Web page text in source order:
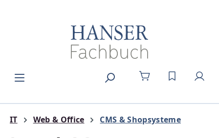
DU HAST 0
IT Web & Office CMS & Shopsysteme